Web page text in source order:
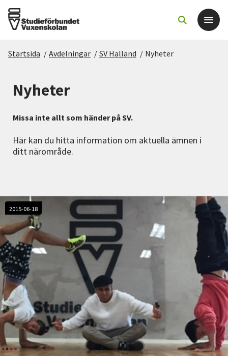
För dig som
Sök kurser och evenemang
Om SV
Cirkelledare
Nyheter
Avdelningar
Lyssna
Startsida / Avdelningar / SV Halland / Nyheter
Nyheter
Missa inte allt som händer på SV.
Här kan du hitta information om aktuella ämnen i
ditt närområde.
2015-06-18